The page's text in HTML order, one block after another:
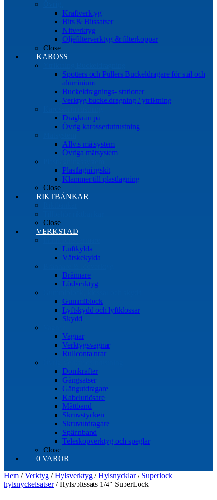
Kraftverktyg
Bits & Bitssatser
Nitverktyg
Oljefilterverktyg & filterkoppar
Close
KAROSS
Spotters och Pullers Buckeldragare för stål och
aluminium
Buckeldragnings- stationer
Verktyg buckeldragning / ytriktning
Dragkrampa
Övrig karosseriutrustning
Allvis mätsystem
Övriga mätsystem
Plastlagningskit
Klammer till plastlagning
Close
RIKTBÄNKAR
Close
VERKSTAD
Luftkylda
Vätskekylda
Brännare
Lödverktyg
Gummiblock
Lyftskydd och lyftklossar
Skydd
Vagnar
Verktygsvagnar
Rullcontainrar
Domkrafter
Gängsatser
Gängutdragare
Kabelutlösare
Måttband
Skruvstycken
Skruvutdragare
Spännband
Teleskopverktyg och speglar
Close
0 VAROR
Hem /Verktyg /Hylsverktyg /Hylsnycklar/ Superlock
hylsnyckelsatser/ Hyls/bitssats 1/4″ SuperLock